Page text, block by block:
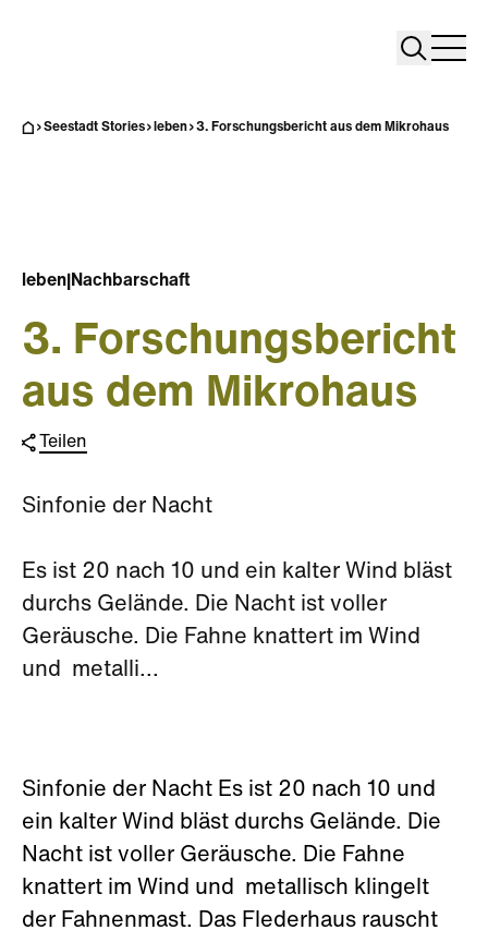
Search
Seestadt Stories leben 3. Forschungsbericht aus dem Mikrohaus
leben Nachbarschaft
3. Forschungsbericht
aus dem Mikrohaus
Teilen
Sinfonie der Nacht
Es ist 20 nach 10 und ein kalter Wind bläst
durchs Gelände. Die Nacht ist voller
Geräusche. Die Fahne knattert im Wind
und metalli...
Sinfonie der Nacht Es ist 20 nach 10 und
ein kalter Wind bläst durchs Gelände. Die
Nacht ist voller Geräusche. Die Fahne
knattert im Wind und metallisch klingelt
der Fahnenmast. Das Flederhaus rauscht